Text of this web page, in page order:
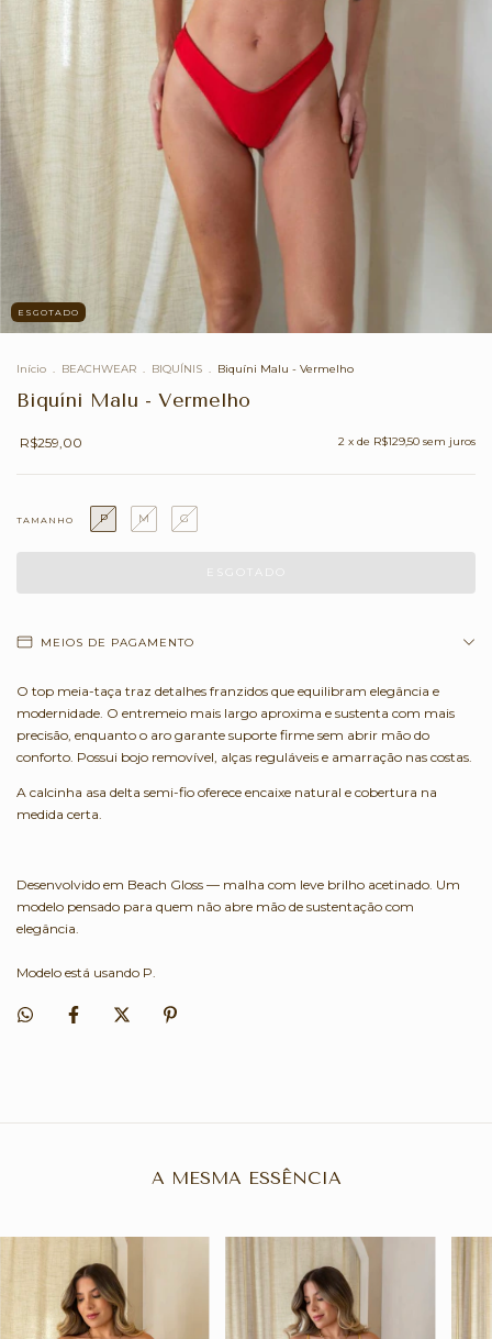
ESGOTADO
Início . BEACHWEAR . BIQUÍNIS . Biquíni Malu - Vermelho
Biquíni Malu - Vermelho
R$259,00 2 x de R$129,50 sem juros
TAMANHO P M G
MEIOS DE PAGAMENTO
O top meia-taça traz detalhes franzidos que equilibram elegância e
modernidade. O entremeio mais largo aproxima e sustenta com mais
precisão, enquanto o aro garante suporte firme sem abrir mão do
conforto. Possui bojo removível, alças reguláveis e amarração nas costas.
A calcinha asa delta semi-fio oferece encaixe natural e cobertura na
medida certa.
Desenvolvido em Beach Gloss — malha com leve brilho acetinado. Um
modelo pensado para quem não abre mão de sustentação com
elegância.
Modelo está usando P.
A MESMA ESSÊNCIA